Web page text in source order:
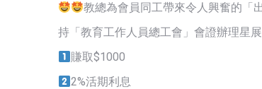
教總為會員同工帶來令人興奮的「
持「教育工作人員總工會」會證辦理星
賺取$1000
2%活期利息